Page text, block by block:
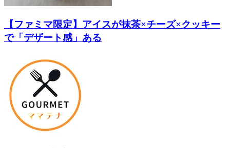
【ファミマ限定】アイスが抹茶×チーズ×クッキー
で「デザート感」ある